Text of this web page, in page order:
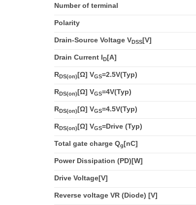
Number of terminal
Polarity
Drain-Source Voltage VDSS[V]
Drain Current ID[A]
RDS(on)[Ω] VGS=2.5V(Typ)
RDS(on)[Ω] VGS=4V(Typ)
RDS(on)[Ω] VGS=4.5V(Typ)
RDS(on)[Ω] VGS=Drive (Typ)
Total gate charge Qg[nC]
Power Dissipation (PD)[W]
Drive Voltage[V]
Reverse voltage VR (Diode) [V]